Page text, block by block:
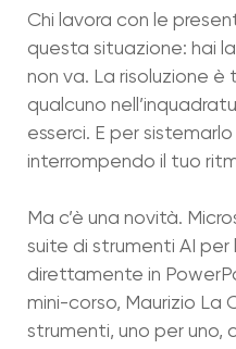
Chi lavora con le
questa situazione: hai
non va. La risoluzione è
qualcuno
esserci. E per
interrompendo il tuo
Ma c’è una novità.
suite di strumenti AI
direttamente in
mini-corso, Maurizio
strumenti, uno per uno,